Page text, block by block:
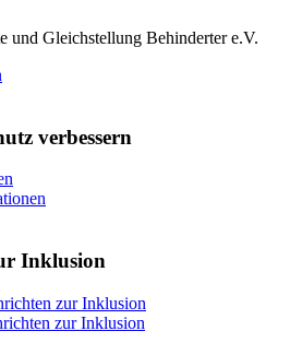
und Gleichstellung Behinderter e.V.
verbessern
Inklusion
zur Inklusion
zur Inklusion